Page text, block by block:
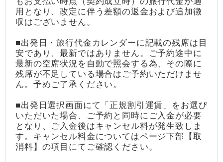
用となり、改定に伴う差額の返金および追加徴
収はございません。
■出発日・旅行代金カレンダーに記載の残席は目
安であり、最新ではありません。ご予約途中に
最新の空席状況を自動で照会する為、その際に
残席が不足している場合はご予約いただけませ
ん。予めご了承ください。
■出発日選択画面にて「正規割引運賃」をお選び
いただいた場合、ご予約と同時にご入金が必要
となり、ご入金後はキャンセル料が発生致しま
す。キャンセル料金についてはページ下部【取
消料】の項目にてご確認ください。